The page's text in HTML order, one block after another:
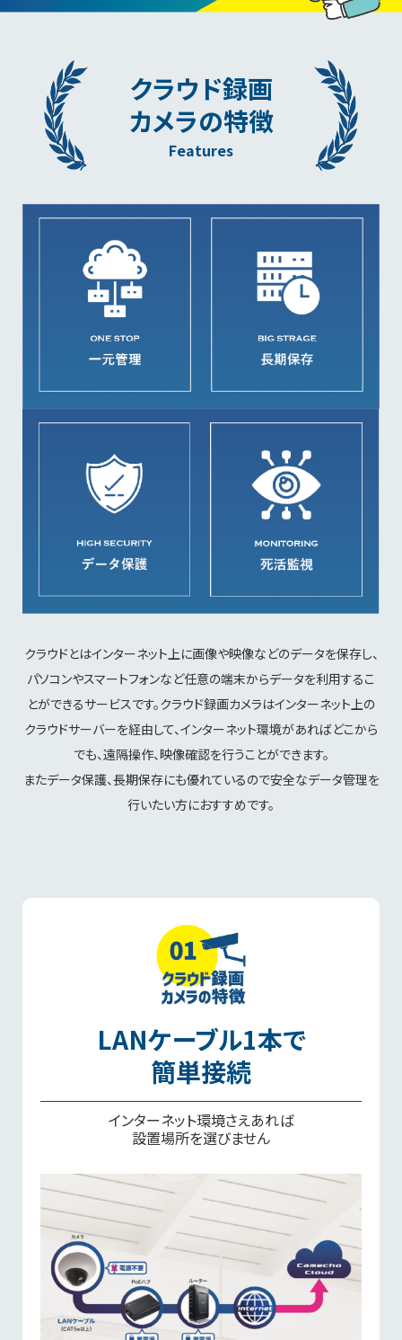
クラウド録画
カメラの特徴
Features
クラウドとはインターネット上に画像や映像などのデータを保存し、
パソコンやスマートフォンなど任意の端末からデータを利用するこ
とができるサービスです。クラウド録画カメラはインターネット上の
クラウドサーバーを経由して、インターネット環境があればどこから
でも、遠隔操作、映像確認を行うことができます。
またデータ保護、長期保存にも優れているので安全なデータ管理を
行いたい方におすすめです。
LANケーブル1本で
簡単接続
インターネット環境さえあれば
設置場所を選びません